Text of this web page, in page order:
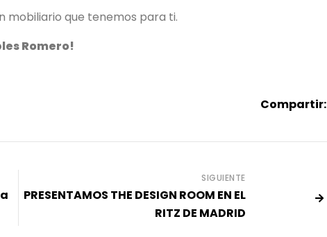
mobiliario que tenemos para ti.
Romero!
Compartir:
SIGUIENTE
PRESENTAMOS THE DESIGN ROOM EN EL
RITZ DE MADRID